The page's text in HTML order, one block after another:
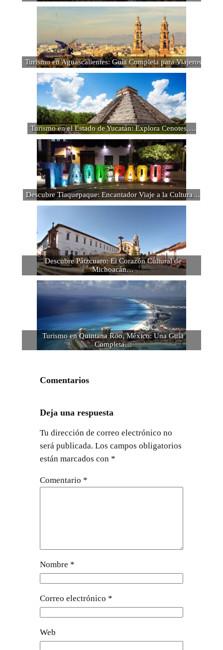
Turismo en Aguascalientes: Guía Completa para Viajeros
Turismo en el Estado de Yucatán: Explora Cenotes,…
Descubre Tlaquepaque: Encantador Viaje a la Cultura…
Descubre Pátzcuaro: El Corazón Cultural de
Michoacán…
Turismo en Quintana Roo, México: Una Guía
Completa…
Comentarios
Deja una respuesta
Tu dirección de correo electrónico no
será publicada. Los campos obligatorios
están marcados con *
Comentario *
Nombre *
Correo electrónico *
Web